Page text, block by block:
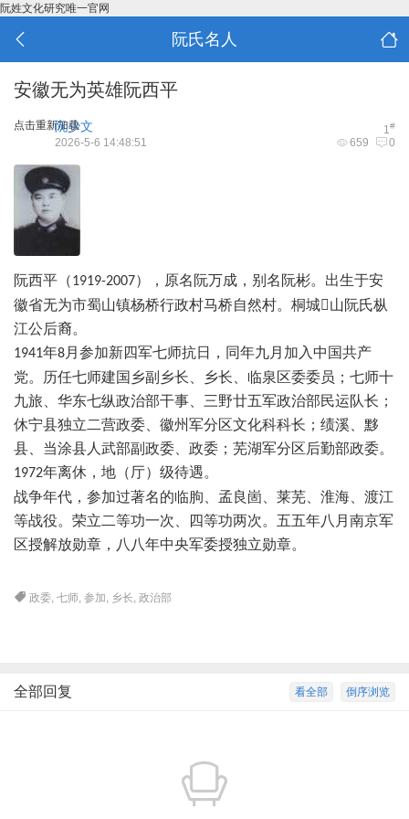
阮姓文化研究唯一官网
阮氏名人
安徽无为英雄阮西平
点击重新加载 1#
阮少文
659 0
2026-5-6 14:48:51
阮西平（1919-2007），原名阮万成，别名阮彬。出生于安
徽省无为市蜀山镇杨桥行政村马桥自然村。桐城山阮氏枞
江公后裔。
1941年8月参加新四军七师抗日，同年九月加入中国共产
党。历任七师建国乡副乡长、乡长、临泉区委委员；七师十
九旅、华东七纵政治部干事、三野廿五军政治部民运队长；
休宁县独立二营政委、徽州军分区文化科科长；绩溪、黟
县、当涂县人武部副政委、政委；芜湖军分区后勤部政委。
1972年离休，地（厅）级待遇。
战争年代，参加过著名的临朐、孟良崮、莱芜、淮海、渡江
等战役。荣立二等功一次、四等功两次。五五年八月南京军
区授解放勋章，八八年中央军委授独立勋章。
政委,七师,参加, 乡长,政治部
倒序浏览
看全部
全部回复